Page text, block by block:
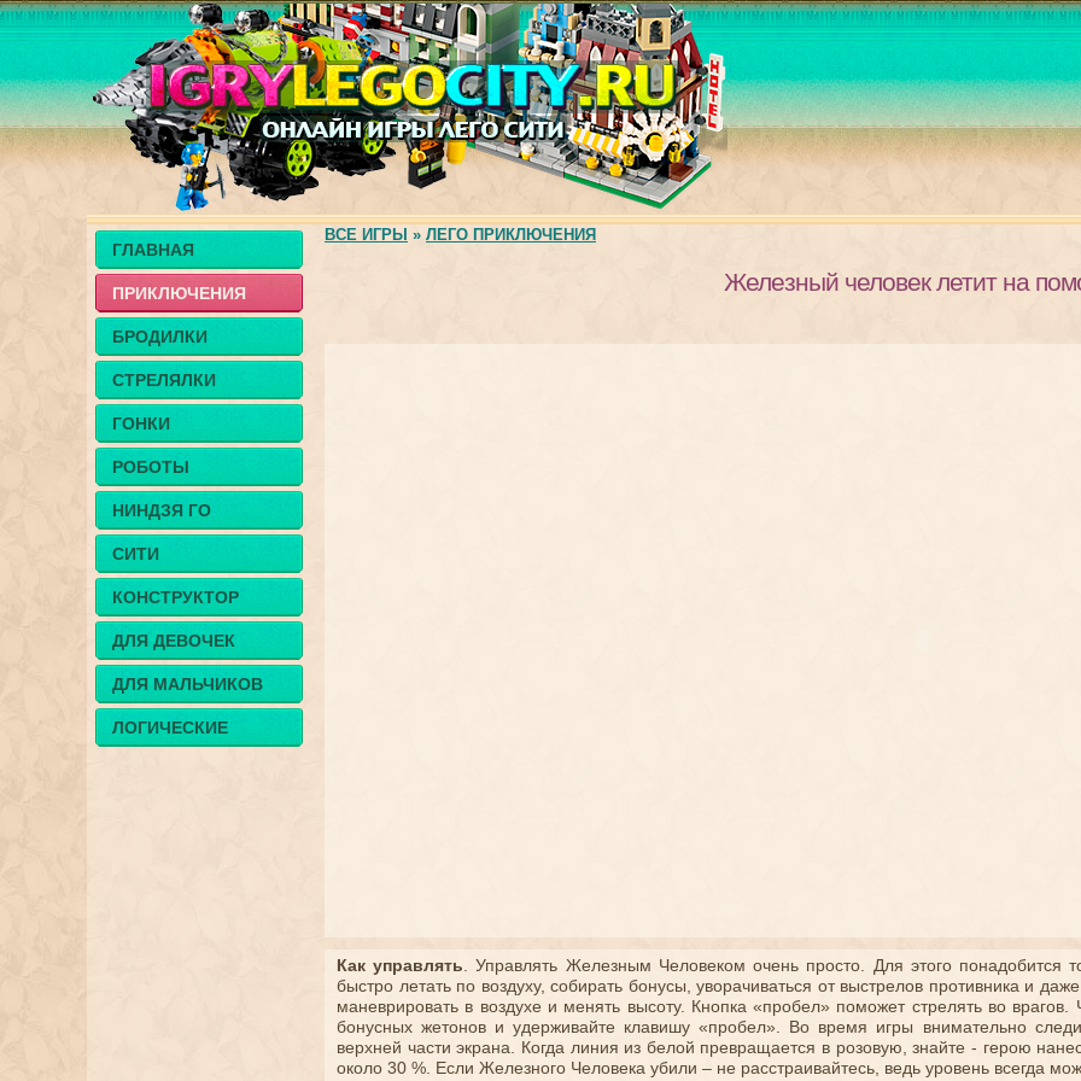
ГЛАВНАЯ
ПРИКЛЮЧЕНИЯ
БРОДИЛКИ
СТРЕЛЯЛКИ
ГОНКИ
РОБОТЫ
НИНДЗЯ ГО
СИТИ
КОНСТРУКТОР
ДЛЯ ДЕВОЧЕК
ДЛЯ МАЛЬЧИКОВ
ЛОГИЧЕСКИЕ
ВСЕ ИГРЫ » ЛЕГО ПРИКЛЮЧЕНИЯ
Железный человек летит на
Как управлять . Управлять Железным Человеком очень просто. Для этого понадобится
быстро летать по воздуху, собирать бонусы, уворачиваться от выстрелов противника и
маневрировать в воздухе и менять высоту. Кнопка «пробел» поможет стрелять во
бонусных жетонов и удерживайте клавишу «пробел». Во время игры внимательно
верхней части экрана. Когда линия из белой превращается в розовую, знайте - герою
около 30 %. Если Железного Человека убили – не расстраивайтесь, ведь уровень всегда